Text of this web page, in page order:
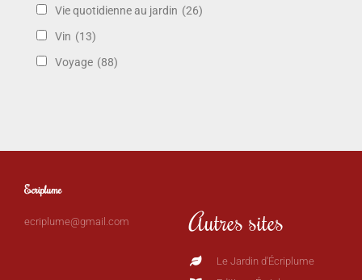
Vie quotidienne au jardin (26)
Vin (13)
Voyage (88)
Ecriplume
ecriplume@gmail.com Autres sites
Le Jardin d'Écriplume